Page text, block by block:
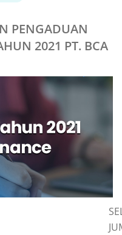
PENGADUAN
2021 PT. BCA